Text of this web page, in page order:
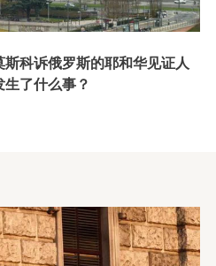
科诉俄罗斯的耶和华见证人
了什么事？